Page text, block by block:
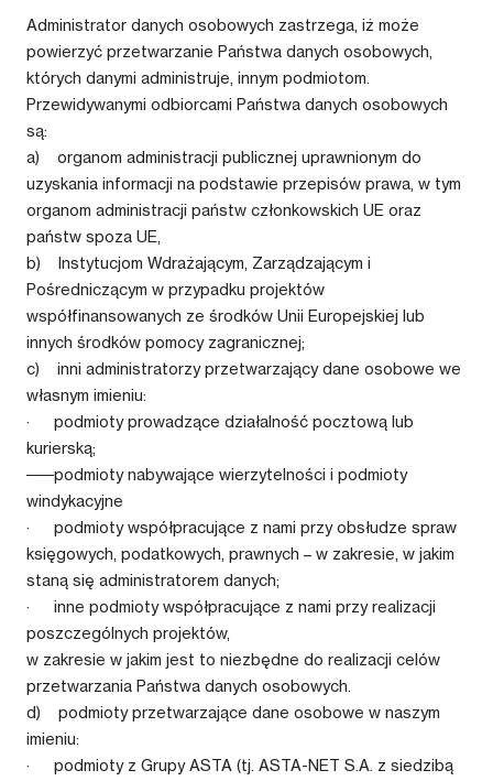
Administrator danych osobowych zastrzega, iż może
powierzyć przetwarzanie Państwa danych osobowych,
których danymi administruje, innym podmiotom.
Przewidywanymi odbiorcami Państwa danych osobowych
są:
a) organom administracji publicznej uprawnionym do
uzyskania informacji na podstawie przepisów prawa, w tym
organom administracji państw członkowskich UE oraz
państw spoza UE,
b) Instytucjom Wdrażającym, Zarządzającym i
Pośredniczącym w przypadku projektów
współfinansowanych ze środków Unii Europejskiej lub
innych środków pomocy zagranicznej;
c) inni administratorzy przetwarzający dane osobowe we
własnym imieniu:
· podmioty prowadzące działalność pocztową lub
kurierską;
·podmioty nabywające wierzytelności i podmioty
windykacyjne
· podmioty współpracujące z nami przy obsłudze spraw
księgowych, podatkowych, prawnych – w zakresie, w jakim
staną się administratorem danych;
· inne podmioty współpracujące z nami przy realizacji
poszczególnych projektów,
w zakresie w jakim jest to niezbędne do realizacji celów
przetwarzania Państwa danych osobowych.
d) podmioty przetwarzające dane osobowe w naszym
imieniu:
· podmioty z Grupy ASTA (tj. ASTA-NET S.A. z siedzibą